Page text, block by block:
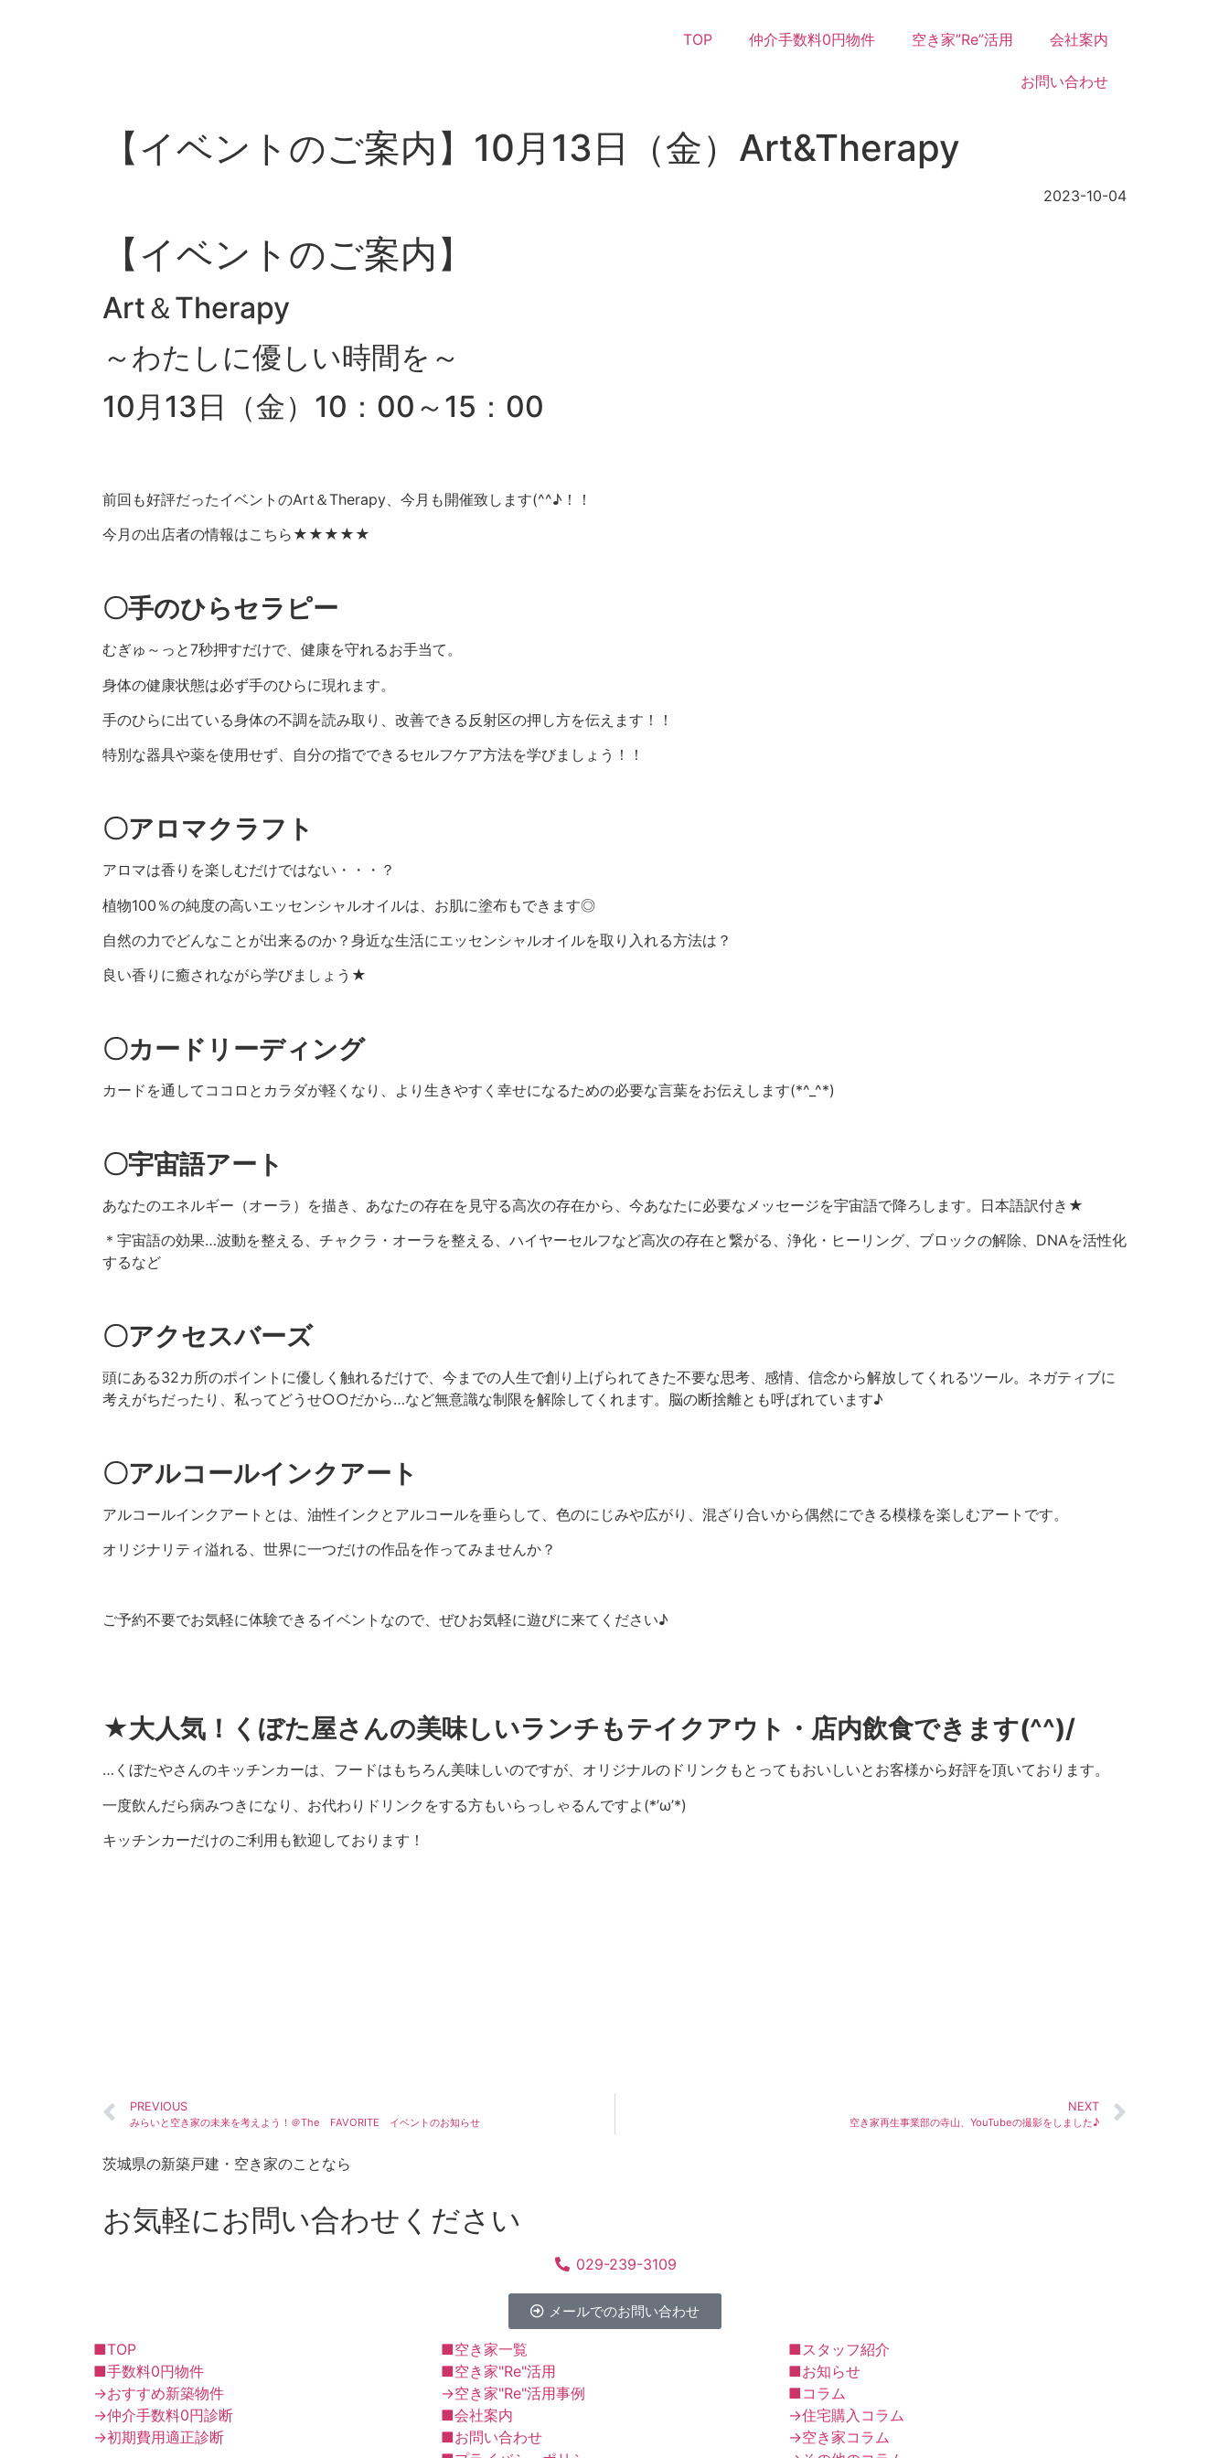
TOP 仲介手数料0円物件 空き家”Re”活用 会社案内
お問い合わせ
【イベントのご案内】10月13日（金）Art&Therapy
2023-10-04
【イベントのご案内】
Art＆Therapy
～わたしに優しい時間を～
10月13日（金）10：00～15：00
前回も好評だったイベントのArt＆Therapy、今月も開催致します(^^♪！！
今月の出店者の情報はこちら★★★★★
〇手のひらセラピー
むぎゅ～っと7秒押すだけで、健康を守れるお手当て。
身体の健康状態は必ず手のひらに現れます。
手のひらに出ている身体の不調を読み取り、改善できる反射区の押し方を伝えます！！
特別な器具や薬を使用せず、自分の指でできるセルフケア方法を学びましょう！！
〇アロマクラフト
アロマは香りを楽しむだけではない・・・？
植物100％の純度の高いエッセンシャルオイルは、お肌に塗布もできます◎
自然の力でどんなことが出来るのか？身近な生活にエッセンシャルオイルを取り入れる方法は？
良い香りに癒されながら学びましょう★
〇カードリーディング
カードを通してココロとカラダが軽くなり、より生きやすく幸せになるための必要な言葉をお伝えします(*^_^*)
〇宇宙語アート
あなたのエネルギー（オーラ）を描き、あなたの存在を見守る高次の存在から、今あなたに必要なメッセージを宇宙語で降ろします。日本語訳付き★
＊宇宙語の効果…波動を整える、チャクラ・オーラを整える、ハイヤーセルフなど高次の存在と繋がる、浄化・ヒーリング、ブロックの解除、DNAを活性化
するなど
〇アクセスバーズ
頭にある32カ所のポイントに優しく触れるだけで、今までの人生で創り上げられてきた不要な思考、感情、信念から解放してくれるツール。ネガティブに
考えがちだったり、私ってどうせ○○だから…など無意識な制限を解除してくれます。脳の断捨離とも呼ばれています♪
〇アルコールインクアート
アルコールインクアートとは、油性インクとアルコールを垂らして、色のにじみや広がり、混ざり合いから偶然にできる模様を楽しむアートです。
オリジナリティ溢れる、世界に一つだけの作品を作ってみませんか？
ご予約不要でお気軽に体験できるイベントなので、ぜひお気軽に遊びに来てください♪
★大人気！くぼた屋さんの美味しいランチもテイクアウト・店内飲食できます(^^)/
…くぼたやさんのキッチンカーは、フードはもちろん美味しいのですが、オリジナルのドリンクもとってもおいしいとお客様から好評を頂いております。
一度飲んだら病みつきになり、お代わりドリンクをする方もいらっしゃるんですよ(*’ω’*)
キッチンカーだけのご利用も歓迎しております！
PREVIOUS
みらいと空き家の未来を考えよう！＠The FAVORITE イベントのお知らせ
NEXT
空き家再生事業部の寺山、YouTubeの撮影をしました♪
茨城県の新築戸建・空き家のことなら
お気軽にお問い合わせください
029-239-3109
メールでのお問い合わせ
■TOP
■手数料0円物件
→おすすめ新築物件
→仲介手数料0円診断
→初期費用適正診断
■空き家一覧
■空き家"Re"活用
→空き家"Re"活用事例
■会社案内
■お問い合わせ
■スタッフ紹介
■お知らせ
■コラム
→住宅購入コラム
→空き家コラム